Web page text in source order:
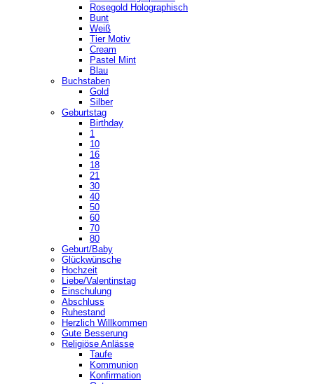
Rosegold Holographisch
Bunt
Weiß
Tier Motiv
Cream
Pastel Mint
Blau
Buchstaben
Gold
Silber
Geburtstag
Birthday
1
10
16
18
21
30
40
50
60
70
80
Geburt/Baby
Glückwünsche
Hochzeit
Liebe/Valentinstag
Einschulung
Abschluss
Ruhestand
Herzlich Willkommen
Gute Besserung
Religiöse Anlässe
Taufe
Kommunion
Konfirmation